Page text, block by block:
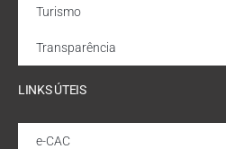
Turismo
Transparência
LINKS ÚTEIS
e-CAC